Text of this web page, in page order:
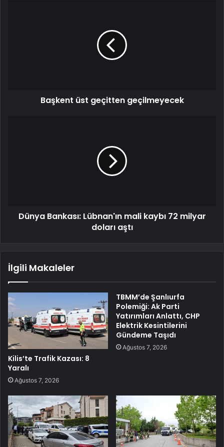
Başkent üst geçitten geçilmeyecek
Dünya Bankası: Lübnan'ın mali kaybı 72 milyar
doları aştı
İlgili Makaleler
Kilis’te Trafik Kazası: 8
Yaralı
Ağustos 7, 2026
TBMM’de Şanlıurfa
Polemiği: Ak Parti
Yatırımları Anlattı, CHP
Elektrik Kesintilerini
Gündeme Taşıdı
Ağustos 7, 2026